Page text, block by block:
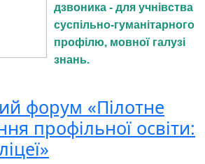
дзвоника - для учнівства
суспільно-гуманітарного
профілю, мовної галузі
знань.
форум «Пілотне
профільної освіти: